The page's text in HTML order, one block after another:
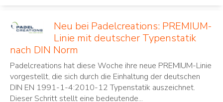
Neu bei Padelcreations: PREMIUM-
Linie mit deutscher Typenstatik
nach DIN Norm
Padelcreations hat diese Woche ihre neue PREMIUM-Linie
vorgestellt, die sich durch die Einhaltung der deutschen
DIN EN 1991-1-4:2010-12 Typenstatik auszeichnet.
Dieser Schritt stellt eine bedeutende...